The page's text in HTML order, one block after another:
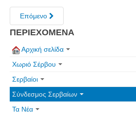
Επόμενο
ΠΕΡΙΕΧΟΜΕΝΑ
Αρχική σελίδα
Χωριό Σέρβου
Σερβαίοι
Σύνδεσμος Σερβαίων
Τα Νέα